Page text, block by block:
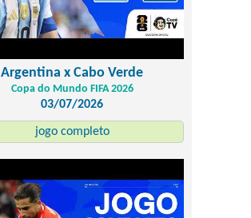
Argentina x Cabo Verde
Copa do Mundo FIFA 2026
03/07/2026
jogo completo